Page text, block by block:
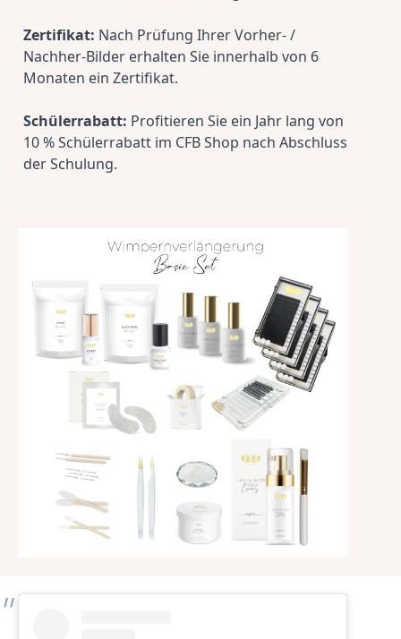
Zertifikat: Nach Prüfung Ihrer Vorher- /
Nachher-Bilder erhalten Sie innerhalb von 6
Monaten ein Zertifikat.
Schülerrabatt: Profitieren Sie ein Jahr lang von
10 % Schülerrabatt im CFB Shop nach Abschluss
der Schulung.